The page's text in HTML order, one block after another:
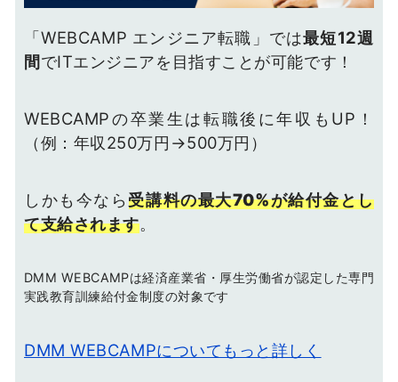
「WEBCAMP エンジニア転職」では最短12週
間でITエンジニアを目指すことが可能です！
WEBCAMPの卒業生は転職後に年収もUP！
（例：年収250万円→500万円）
しかも今なら 受講料の最大70%が給付金とし
て支給されます。
DMM WEBCAMPは経済産業省・厚生労働省が認定した専門
実践教育訓練給付金制度の対象です
DMM WEBCAMPについてもっと詳しく